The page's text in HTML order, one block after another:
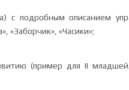
с подробным описанием
«Заборчик», «Часики»;
(пример для II